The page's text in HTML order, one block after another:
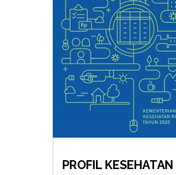
PROFIL KESEHATAN